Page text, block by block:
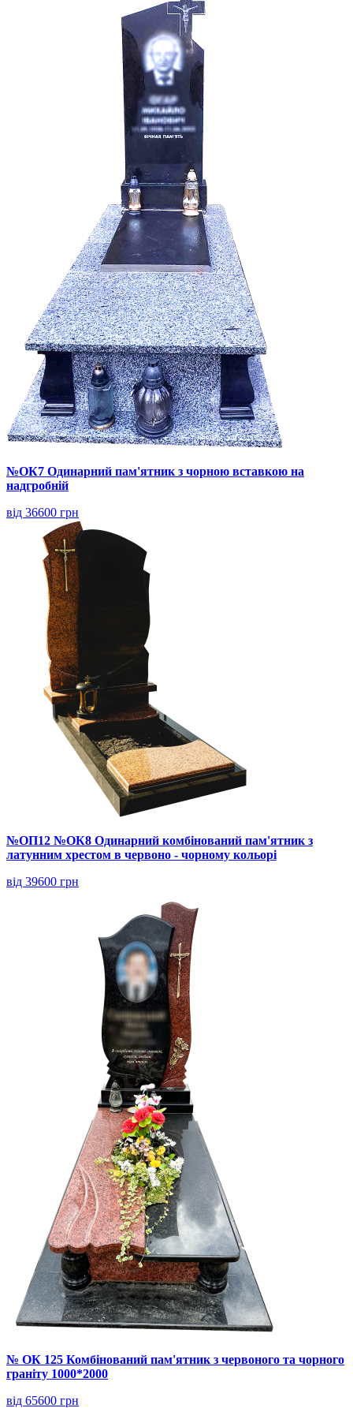
№ОК7 Одинарний пам'ятник з чорною вставкою на
надгробній
від 36600 грн
№ОП12 №ОК8 Одинарний комбінований пам'ятник з
латунним хрестом в червоно - чорному кольорі
від 39600 грн
№ ОК 125 Комбінований пам'ятник з червоного та чорного
граніту 1000*2000
від 65600 грн